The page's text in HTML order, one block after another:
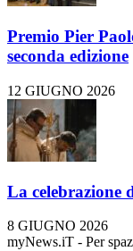
Premio Pier
seconda edizione
12 GIUGNO 2026
La celebrazione
8 GIUGNO 2026
myNews.iT - Per